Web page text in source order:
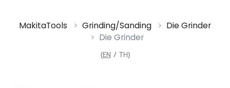
MakitaTools Grinding/Sanding
Die Grinder
Die Grinder
(EN / TH)